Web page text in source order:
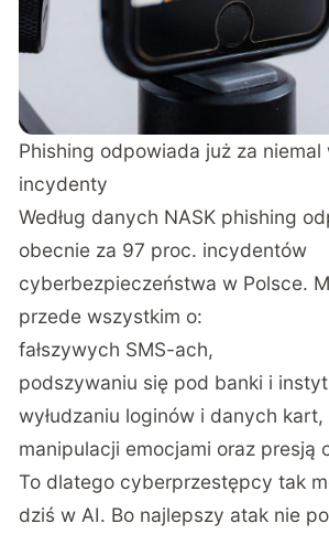
Phishing odpowiada już za niemal
incydenty
Według danych NASK phishing
obecnie za 97 proc. incydentów
cyberbezpieczeństwa w Polsce.
przede wszystkim o:
fałszywych SMS-ach,
podszywaniu się pod banki i
wyłudzaniu loginów i danych kart,
manipulacji emocjami oraz presją
To dlatego cyberprzestępcy tak
dziś w AI. Bo najlepszy atak nie